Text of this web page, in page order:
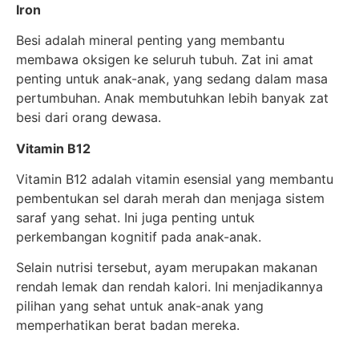
Iron
Besi adalah mineral penting yang membantu
membawa oksigen ke seluruh tubuh. Zat ini amat
penting untuk anak-anak, yang sedang dalam masa
pertumbuhan. Anak membutuhkan lebih banyak zat
besi dari orang dewasa.
Vitamin B12
Vitamin B12 adalah vitamin esensial yang membantu
pembentukan sel darah merah dan menjaga sistem
saraf yang sehat. Ini juga penting untuk
perkembangan kognitif pada anak-anak.
Selain nutrisi tersebut, ayam merupakan makanan
rendah lemak dan rendah kalori. Ini menjadikannya
pilihan yang sehat untuk anak-anak yang
memperhatikan berat badan mereka.